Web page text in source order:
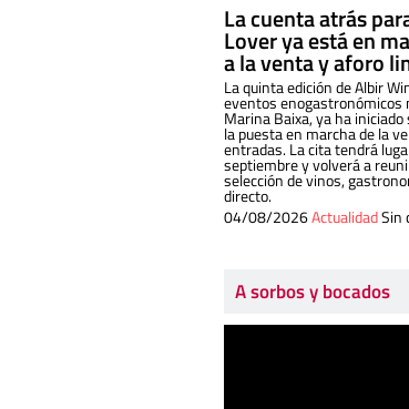
La cuenta atrás
Lover ya está en
a la venta y aforo
La quinta edición de Albir
eventos enogastronómicos
Marina Baixa, ya ha
la puesta en marcha de la
entradas. La cita tendrá
septiembre y volverá a
selección de vinos,
directo.
04/08/2026ActualidadSin
A sorbos y bocados